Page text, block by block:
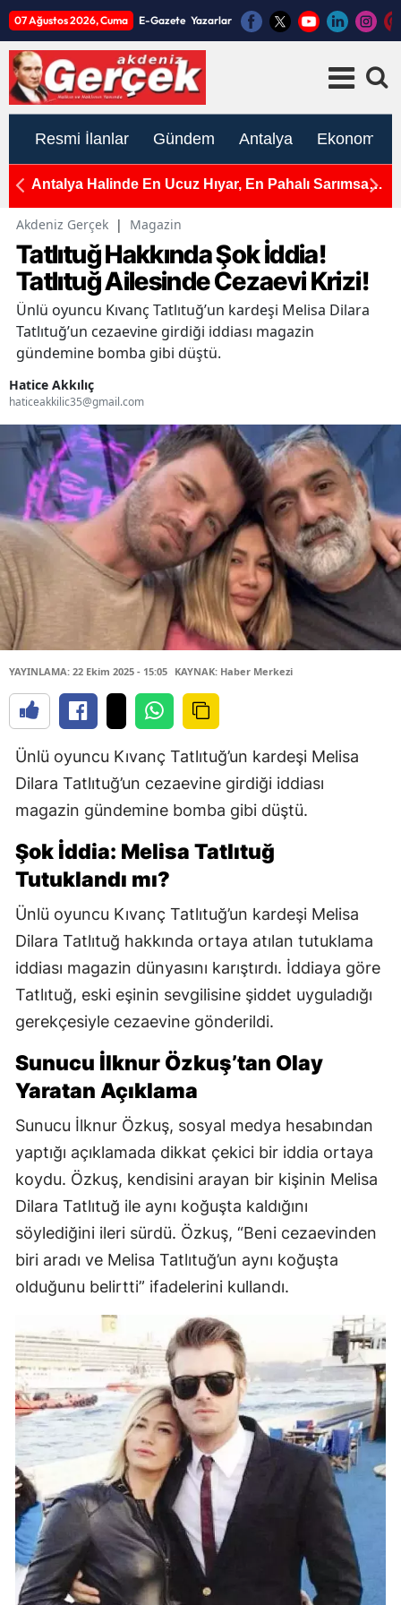
07 Ağustos 2026, Cuma E-Gazete Yazarlar
Resmi İlanlar Gündem Antalya Ekonomi
Antalya Halinde En Ucuz Hıyar, En Pahalı Sarımsak
Akdeniz Gerçek | Magazin
Tatlıtuğ Hakkında Şok İddia!
Tatlıtuğ Ailesinde Cezaevi Krizi!
Ünlü oyuncu Kıvanç Tatlıtuğ’un kardeşi Melisa Dilara
Tatlıtuğ’un cezaevine girdiği iddiası magazin
gündemine bomba gibi düştü.
Hatice Akkılıç
haticeakkilic35@gmail.com
YAYINLAMA: 22 Ekim 2025 - 15:05 KAYNAK: Haber Merkezi
Ünlü oyuncu Kıvanç Tatlıtuğ’un kardeşi Melisa
Dilara Tatlıtuğ’un cezaevine girdiği iddiası
magazin gündemine bomba gibi düştü.
Şok İddia: Melisa Tatlıtuğ
Tutuklandı mı?
Ünlü oyuncu Kıvanç Tatlıtuğ’un kardeşi Melisa
Dilara Tatlıtuğ hakkında ortaya atılan tutuklama
iddiası magazin dünyasını karıştırdı. İddiaya göre
Tatlıtuğ, eski eşinin sevgilisine şiddet uyguladığı
gerekçesiyle cezaevine gönderildi.
Sunucu İlknur Özkuş’tan Olay
Yaratan Açıklama
Sunucu İlknur Özkuş, sosyal medya hesabından
yaptığı açıklamada dikkat çekici bir iddia ortaya
koydu. Özkuş, kendisini arayan bir kişinin Melisa
Dilara Tatlıtuğ ile aynı koğuşta kaldığını
söylediğini ileri sürdü. Özkuş, “Beni cezaevinden
biri aradı ve Melisa Tatlıtuğ’un aynı koğuşta
olduğunu belirtti” ifadelerini kullandı.